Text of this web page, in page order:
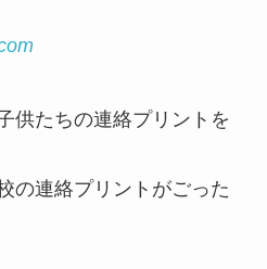
供たちの連絡プリントを
の連絡プリントがごった